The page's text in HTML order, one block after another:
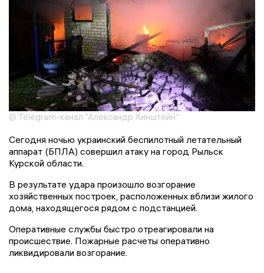
© Telegram-канал "Александр Хинштейн"
Сегодня ночью украинский беспилотный летательный
аппарат (БПЛА) совершил атаку на город Рыльск
Курской области.
В результате удара произошло возгорание
хозяйственных построек, расположенных вблизи жилого
дома, находящегося рядом с подстанцией.
Оперативные службы быстро отреагировали на
происшествие. Пожарные расчеты оперативно
ликвидировали возгорание.